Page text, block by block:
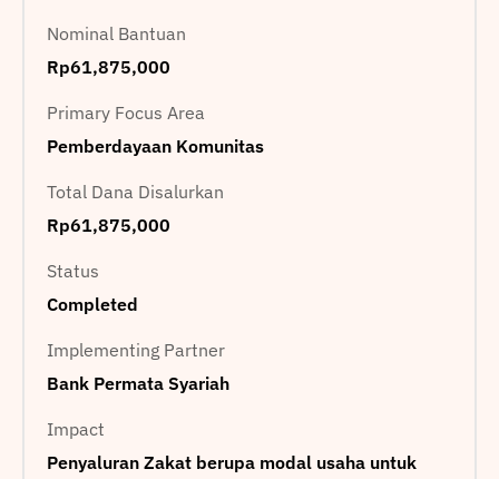
Nominal Bantuan
Rp61,875,000
Primary Focus Area
Pemberdayaan Komunitas
Total Dana Disalurkan
Rp61,875,000
Status
Completed
Implementing Partner
Bank Permata Syariah
Impact
Penyaluran Zakat berupa modal usaha untuk